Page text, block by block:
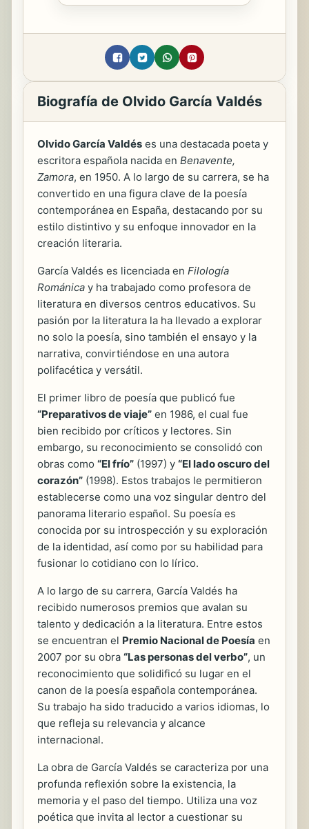
Biografía de Olvido García Valdés
Olvido García Valdés es una destacada poeta y
escritora española nacida en Benavente,
Zamora, en 1950. A lo largo de su carrera, se ha
convertido en una figura clave de la poesía
contemporánea en España, destacando por su
estilo distintivo y su enfoque innovador en la
creación literaria.
García Valdés es licenciada en Filología
Románica y ha trabajado como profesora de
literatura en diversos centros educativos. Su
pasión por la literatura la ha llevado a explorar
no solo la poesía, sino también el ensayo y la
narrativa, convirtiéndose en una autora
polifacética y versátil.
El primer libro de poesía que publicó fue
“Preparativos de viaje” en 1986, el cual fue
bien recibido por críticos y lectores. Sin
embargo, su reconocimiento se consolidó con
obras como “El frío” (1997) y “El lado oscuro del
corazón” (1998). Estos trabajos le permitieron
establecerse como una voz singular dentro del
panorama literario español. Su poesía es
conocida por su introspección y su exploración
de la identidad, así como por su habilidad para
fusionar lo cotidiano con lo lírico.
A lo largo de su carrera, García Valdés ha
recibido numerosos premios que avalan su
talento y dedicación a la literatura. Entre estos
se encuentran el Premio Nacional de Poesía en
2007 por su obra “Las personas del verbo”, un
reconocimiento que solidificó su lugar en el
canon de la poesía española contemporánea.
Su trabajo ha sido traducido a varios idiomas, lo
que refleja su relevancia y alcance
internacional.
La obra de García Valdés se caracteriza por una
profunda reflexión sobre la existencia, la
memoria y el paso del tiempo. Utiliza una voz
poética que invita al lector a cuestionar su